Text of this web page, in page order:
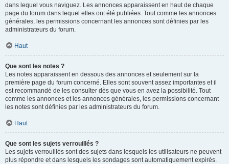
dans lequel vous naviguez. Les annonces apparaissent en haut de chaque
page du forum dans lequel elles ont été publiées. Tout comme les annonces
générales, les permissions concernant les annonces sont définies par les
administrateurs du forum.
Haut
Que sont les notes ?
Les notes apparaissent en dessous des annonces et seulement sur la
première page du forum concerné. Elles sont souvent assez importantes et il
est recommandé de les consulter dès que vous en avez la possibilité. Tout
comme les annonces et les annonces générales, les permissions concernant
les notes sont définies par les administrateurs du forum.
Haut
Que sont les sujets verrouillés ?
Les sujets verrouillés sont des sujets dans lesquels les utilisateurs ne peuvent
plus répondre et dans lesquels les sondages sont automatiquement expirés.